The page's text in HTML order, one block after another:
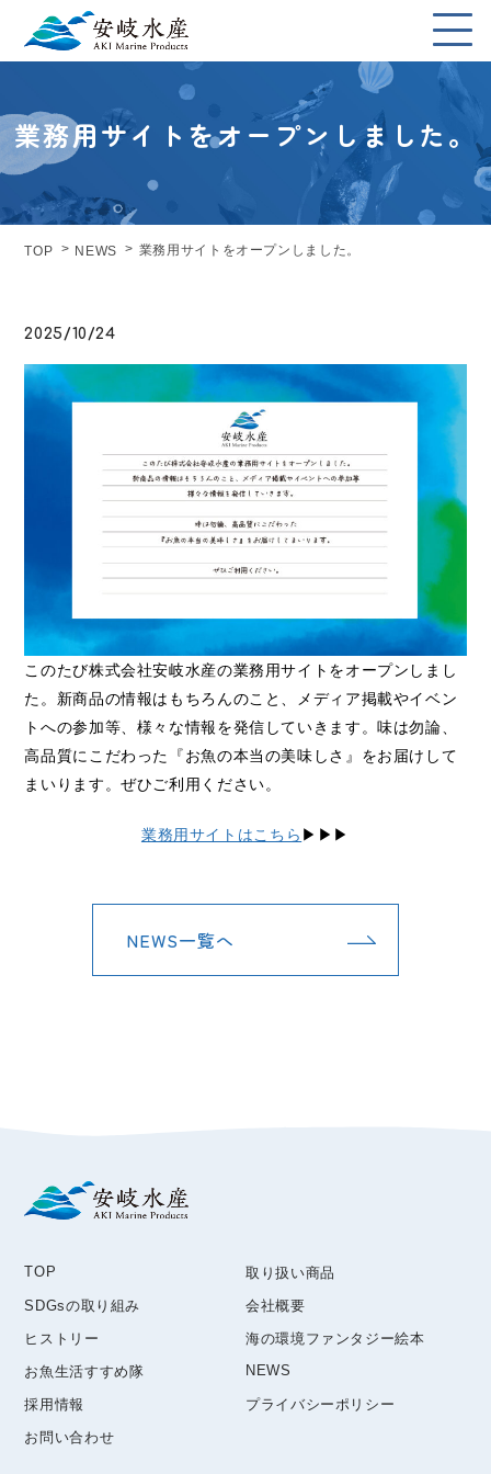
業務用サイトをオープンしました。
TOP NEWS 業務用サイトをオープンしました。
2025/10/24
このたび株式会社安岐水産の業務用サイトをオープンしまし
た。新商品の情報はもちろんのこと、メディア掲載やイベン
トへの参加等、様々な情報を発信していきます。味は勿論、
高品質にこだわった『お魚の本当の美味しさ』をお届けして
まいります。ぜひご利用ください。
業務用サイトはこちら ▶▶▶
NEWS一覧へ
TOP
取り扱い商品
SDGsの取り組み
会社概要
ヒストリー
海の環境ファンタジー絵本
お魚生活すすめ隊
NEWS
採用情報
プライバシーポリシー
お問い合わせ